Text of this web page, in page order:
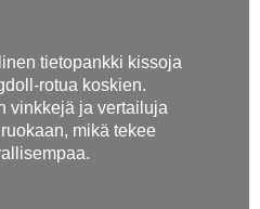
tietopankki kissoja
rotua koskien.
vinkkejä ja vertailuja
mikä tekee